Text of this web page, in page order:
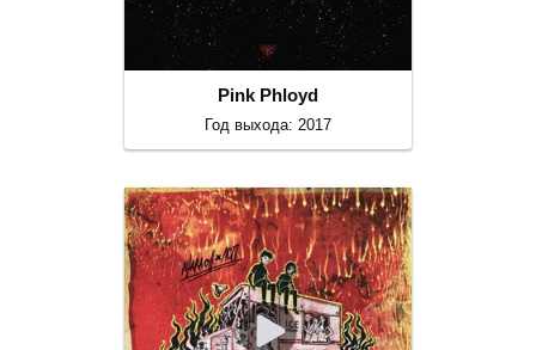
Pink Phloyd
Год выхода: 2017